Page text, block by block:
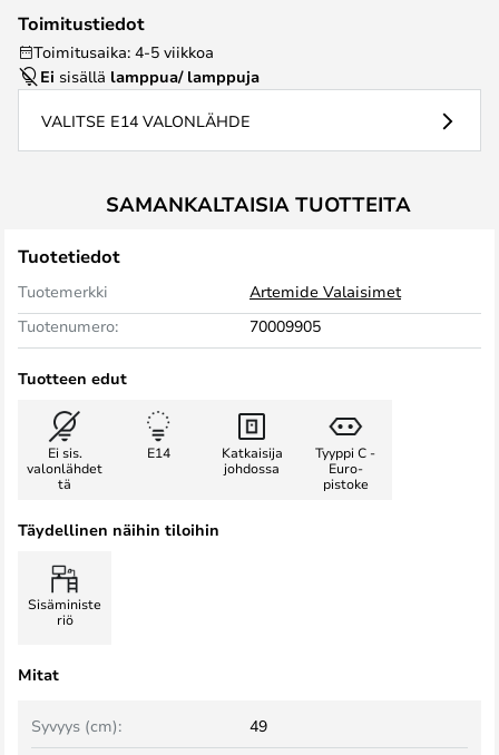
Toimitustiedot
Toimitusaika: 4-5 viikkoa
Ei sisällä lamppua/ lamppuja
VALITSE E14 VALONLÄHDE
SAMANKALTAISIA TUOTTEITA
Tuotetiedot
Tuotemerkki
Artemide Valaisimet
Tuotenumero:
70009905
Tuotteen edut
Ei sis.
valonlähdet
tä
E14
Katkaisija
johdossa
Tyyppi C -
Euro-
pistoke
Täydellinen näihin tiloihin
Sisäministe
riö
Mitat
Syvyys (cm): 49